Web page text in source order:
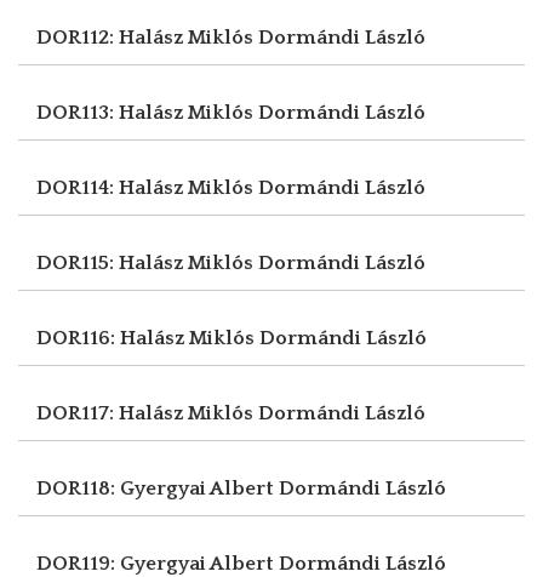
DOR112: Halász Miklós Dormándi László
DOR113: Halász Miklós Dormándi László
DOR114: Halász Miklós Dormándi László
DOR115: Halász Miklós Dormándi László
DOR116: Halász Miklós Dormándi László
DOR117: Halász Miklós Dormándi László
DOR118: Gyergyai Albert Dormándi László
DOR119: Gyergyai Albert Dormándi László